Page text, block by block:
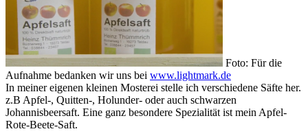
Foto: Für die
Aufnahme bedanken wir uns bei www.lightmark.de
In meiner eigenen kleinen Mosterei stelle ich verschiedene Säfte her.
z.B Apfel-, Quitten-, Holunder- oder auch schwarzen
Johannisbeersaft. Eine ganz besondere Spezialität ist mein Apfel-
Rote-Beete-Saft.